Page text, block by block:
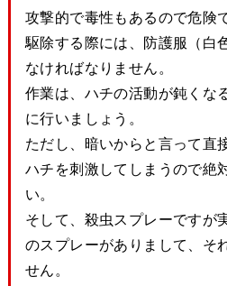
攻撃的で毒性もあるので危険
駆除する際には、防護服（白
なければなりません。
作業は、ハチの活動が鈍くな
に行いましょう。
ただし、暗いからと言って直
ハチを刺激してしまうので絶
い。
そして、殺虫スプレーですが
のスプレーがありまして、そ
せん。